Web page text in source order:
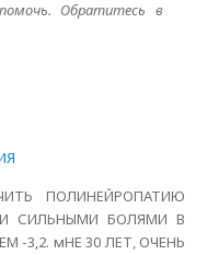
Обратитесь в
ПОЛИНЕЙРОПАТИЮ
СИЛЬНЫМИ БОЛЯМИ В
-3,2. мНЕ 30 ЛЕТ, ОЧЕНЬ